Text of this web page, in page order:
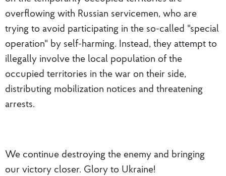
overflowing with Russian servicemen, who are
trying to avoid participating in the so-called "special
operation" by self-harming. Instead, they attempt to
illegally involve the local population of the
occupied territories in the war on their side,
distributing mobilization notices and threatening
arrests.
We continue destroying the enemy and bringing
our victory closer. Glory to Ukraine!